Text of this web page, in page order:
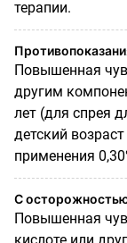
терапии.
Повышенная
другим
лет (для спрея
детский
применения
С
Повышенная